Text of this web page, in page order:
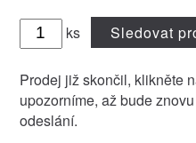
ks Sledovat
Prodej již skončil, klikněte
upozorníme, až bude
odeslání.